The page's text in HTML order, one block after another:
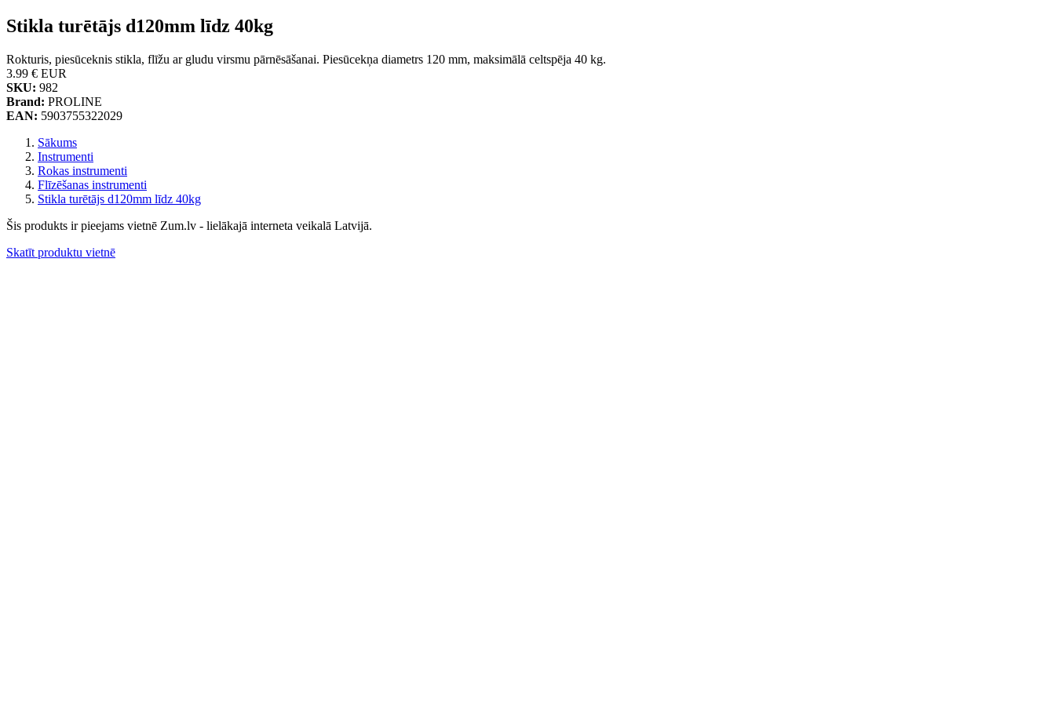
Stikla turētājs d120mm līdz 40kg
Rokturis, piesūceknis stikla, flīžu ar gludu virsmu pārnēsāšanai. Piesūcekņa diametrs 120 mm, maksimālā celtspēja 40 kg.
3.99 € EUR
SKU: 982
Brand: PROLINE
EAN: 5903755322029
Sākums
Instrumenti
Rokas instrumenti
Flīzēšanas instrumenti
Stikla turētājs d120mm līdz 40kg
Šis produkts ir pieejams vietnē Zum.lv - lielākajā interneta veikalā Latvijā.
Skatīt produktu vietnē